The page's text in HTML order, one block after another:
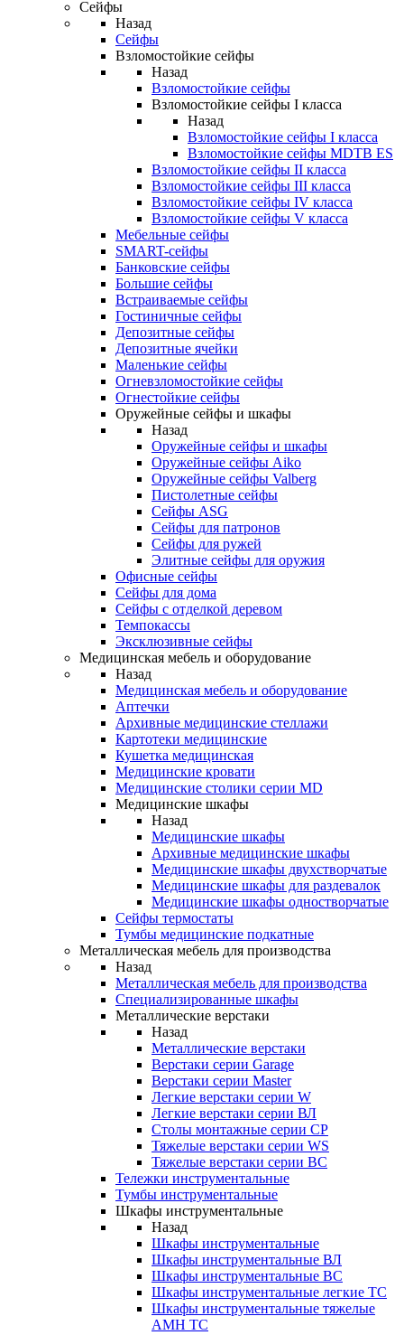
Сейфы
Назад
Сейфы
Взломостойкие сейфы
Назад
Взломостойкие сейфы
Взломостойкие сейфы I класса
Назад
Взломостойкие сейфы I класса
Взломостойкие сейфы MDTB ES
Взломостойкие сейфы II класса
Взломостойкие сейфы III класса
Взломостойкие сейфы IV класса
Взломостойкие сейфы V класса
Мебельные сейфы
SMART-сейфы
Банковские сейфы
Большие сейфы
Встраиваемые сейфы
Гостиничные сейфы
Депозитные сейфы
Депозитные ячейки
Маленькие сейфы
Огневзломостойкие сейфы
Огнестойкие сейфы
Оружейные сейфы и шкафы
Назад
Оружейные сейфы и шкафы
Оружейные сейфы Aiko
Оружейные сейфы Valberg
Пистолетные сейфы
Сейфы ASG
Сейфы для патронов
Сейфы для ружей
Элитные сейфы для оружия
Офисные сейфы
Сейфы для дома
Сейфы с отделкой деревом
Темпокассы
Эксклюзивные сейфы
Медицинская мебель и оборудование
Назад
Медицинская мебель и оборудование
Аптечки
Архивные медицинские стеллажи
Картотеки медицинские
Кушетка медицинская
Медицинские кровати
Медицинские столики серии MD
Медицинские шкафы
Назад
Медицинские шкафы
Архивные медицинские шкафы
Медицинские шкафы двухстворчатые
Медицинские шкафы для раздевалок
Медицинские шкафы одностворчатые
Сейфы термостаты
Тумбы медицинские подкатные
Металлическая мебель для производства
Назад
Металлическая мебель для производства
Cпециализированные шкафы
Металлические верстаки
Назад
Металлические верстаки
Верстаки серии Garage
Верстаки серии Master
Легкие верстаки серии W
Легкие верстаки серии ВЛ
Столы монтажные серии СР
Тяжелые верстаки серии WS
Тяжелые верстаки серии ВС
Тележки инструментальные
Тумбы инструментальные
Шкафы инструментальные
Назад
Шкафы инструментальные
Шкафы инструментальные ВЛ
Шкафы инструментальные ВС
Шкафы инструментальные легкие ТС
Шкафы инструментальные тяжелые
AMH TC